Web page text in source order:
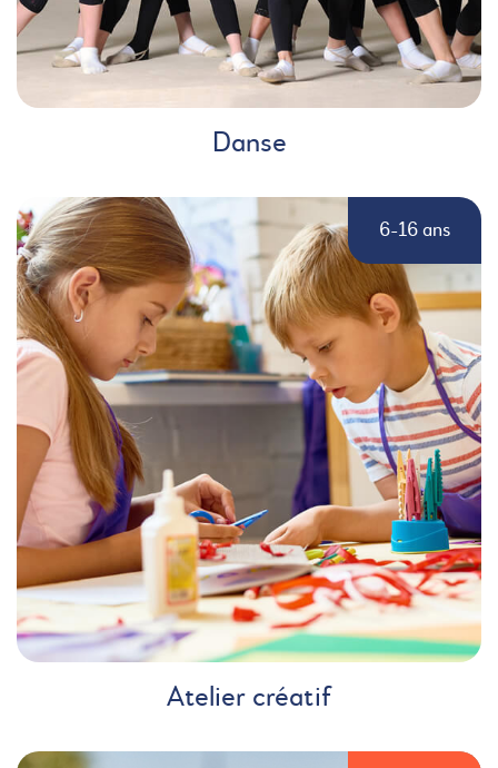
Danse
6-16 ans
Atelier créatif